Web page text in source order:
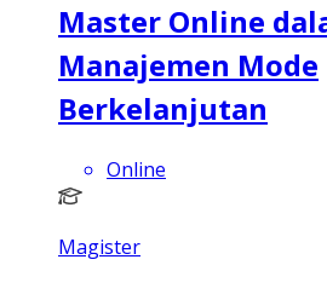
Master Online
Manajemen Mode
Berkelanjutan
Online
Magister